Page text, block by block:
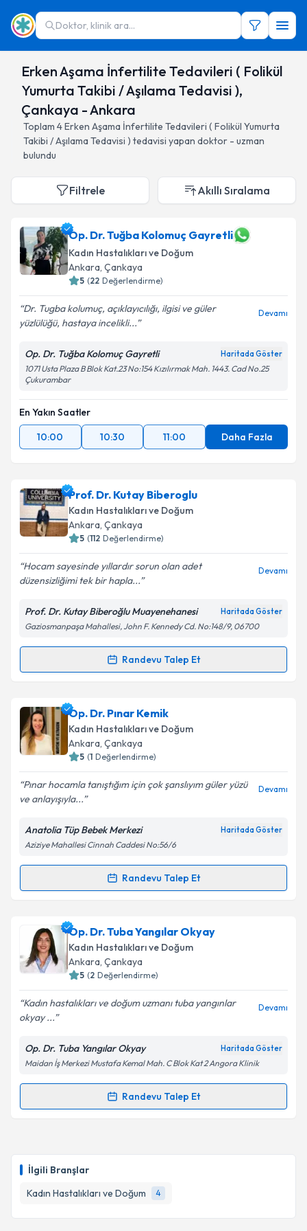
Doktor, klinik ara...
Erken Aşama İnfertilite Tedavileri ( Folikül
Yumurta Takibi / Aşılama Tedavisi ),
Çankaya - Ankara
Toplam 4Erken Aşama İnfertilite Tedavileri ( Folikül Yumurta
Takibi / Aşılama Tedavisi ) tedavisi yapan doktor - uzman
bulundu
İlgili Branşlar
Kadın Hastalıkları ve Doğum
4
Filtrele Akıllı Sıralama
Op. Dr. Tuğba Kolomuç Gayretli
Kadın Hastalıkları ve Doğum
Ankara, Çankaya
5 (22 Değerlendirme)
Dr. Tugba kolumuç, açıklayıcılığı, ilgisi ve güler
yüzlülüğü, hastaya incelikli...
Devamı
Op. Dr. Tuğba Kolomuç Gayretli Haritada Göster
1071 Usta Plaza B Blok Kat.23 No:154 Kızılırmak Mah. 1443. Cad No.25
Çukurambar
En Yakın Saatler
10:00
10:30 11:00 Daha Fazla
Prof. Dr. Kutay Biberoglu
Kadın Hastalıkları ve Doğum
Ankara, Çankaya
5 (112 Değerlendirme)
Hocam sayesinde yıllardır sorun olan adet
düzensizliğimi tek bir hapla...
Devamı
Prof. Dr. Kutay Biberoğlu Muayenehanesi Haritada Göster
Gaziosmanpaşa Mahallesi, John F. Kennedy Cd. No:148/9, 06700
Randevu Talep Et
Randevu Takvimi Talebi
Prof. Dr. Kutay Biberogluiçin randevu takvimi talebi
oluşturun. Size bu uzmandan randevu almanız için bir
takvim hazırlandığında e-posta ile bilgilendireceğiz.
Kişisel verilerimin işlenmesine ilişkin
Aydınlatma
Metni'ni okudum ve kişisel verilerimin belirtilen
kapsamda işlenmesini kabul ediyorum.
Op. Dr. Pınar Kemik
Kadın Hastalıkları ve Doğum
Ankara, Çankaya
5 (1 Değerlendirme)
Pınar hocamla tanıştığım için çok şanslıyım güler yüzü
ve anlayışıyla...
Devamı
Anatolia Tüp Bebek Merkezi Haritada Göster
Aziziye Mahallesi Cinnah Caddesi No:56/6
Randevu Talep Et
Randevu Takvimi Talebi
Op. Dr. Pınar Kemikiçin randevu takvimi talebi
oluşturun. Size bu uzmandan randevu almanız için bir
takvim hazırlandığında e-posta ile bilgilendireceğiz.
Kişisel verilerimin işlenmesine ilişkin
Aydınlatma
Metni'ni okudum ve kişisel verilerimin belirtilen
kapsamda işlenmesini kabul ediyorum.
Op. Dr. Tuba Yangılar Okyay
Kadın Hastalıkları ve Doğum
Ankara, Çankaya
5 (2 Değerlendirme)
Kadın hastalıkları ve doğum uzmanı tuba yangınlar
okyay ...
Devamı
Op. Dr. Tuba Yangılar Okyay Haritada Göster
Maidan İş Merkezi Mustafa Kemal Mah. C Blok Kat 2 Angora Klinik
Randevu Talep Et
Randevu Takvimi Talebi
için bir takvim hazırlandığında e-posta ile
bilgilendireceğiz.
E-posta Adresiniz